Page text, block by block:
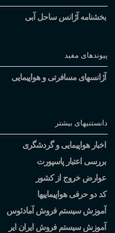
بخشنامه آژانس ساحل آبی
پیوندهای مفید
آژانسهای مسافرتی و هواپیمایی
دانستنیهای بیشتر
اخبار هواپیمایی و گردشگری
بررسی اعتبار پاسپورت
عوارض خروج از کشور
کد دو حرفی هواپیماییها
آموزش سیستم فروش آمادئوس
آموزش سیستم فروش ایران ایر